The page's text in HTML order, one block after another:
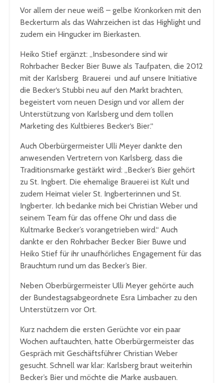
Vor allem der neue weiß – gelbe Kronkorken mit den
Beckerturm als das Wahrzeichen ist das Highlight und
zudem ein Hingucker im Bierkasten.
Heiko Stief ergänzt: „Insbesondere sind wir
Rohrbacher Becker Bier Buwe als Taufpaten, die 2012
mit der Karlsberg Brauerei und auf unsere Initiative
die Becker‘s Stubbi neu auf den Markt brachten,
begeistert vom neuen Design und vor allem der
Unterstützung von Karlsberg und dem tollen
Marketing des Kultbieres Becker‘s Bier.“
Auch Oberbürgermeister Ulli Meyer dankte den
anwesenden Vertretern von Karlsberg, dass die
Traditionsmarke gestärkt wird: „Becker’s Bier gehört
zu St. Ingbert. Die ehemalige Brauerei ist Kult und
zudem Heimat vieler St. Ingberterinnen und St.
Ingberter. Ich bedanke mich bei Christian Weber und
seinem Team für das offene Ohr und dass die
Kultmarke Becker’s vorangetrieben wird.“ Auch
dankte er den Rohrbacher Becker Bier Buwe und
Heiko Stief für ihr unaufhörliches Engagement für das
Brauchtum rund um das Becker’s Bier.
Neben Oberbürgermeister Ulli Meyer gehörte auch
der Bundestagsabgeordnete Esra Limbacher zu den
Unterstützern vor Ort.
Kurz nachdem die ersten Gerüchte vor ein paar
Wochen auftauchten, hatte Oberbürgermeister das
Gespräch mit Geschäftsführer Christian Weber
gesucht. Schnell war klar: Karlsberg braut weiterhin
Becker’s Bier und möchte die Marke ausbauen.